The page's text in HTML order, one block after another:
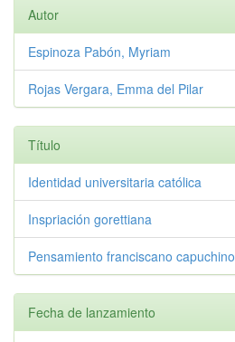
Autor
Espinoza Pabón, Myriam
Rojas Vergara, Emma del Pilar
Título
Identidad universitaria católica
Inspriación gorettiana
Pensamiento franciscano capuchino
Fecha de lanzamiento